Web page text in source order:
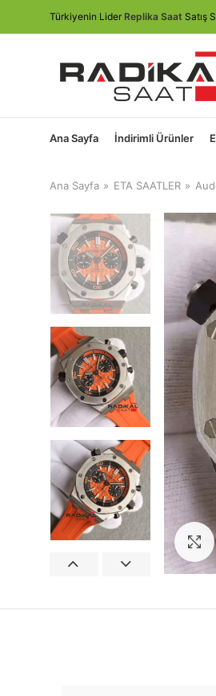
Türkiyenin Lider Replika Saat Satış
Ana Sayfa İndirimli Ürünler
Ana Sayfa ETA SAATLER